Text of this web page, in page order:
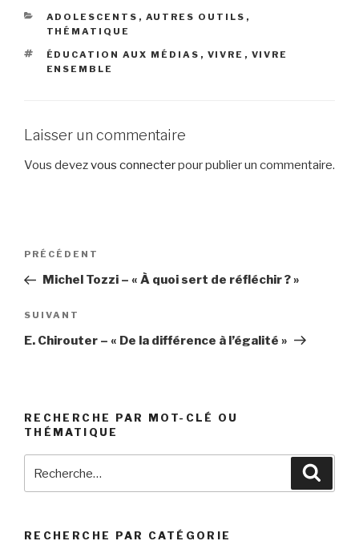
CATÉGORIES
ADOLESCENTS , AUTRES OUTILS ,
THÉMATIQUE
ÉTIQUETTES
ÉDUCATION AUX MÉDIAS , VIVRE , VIVRE
ENSEMBLE
Laisser un commentaire
Vous devezvous connecterpour publier un commentaire.
Navigation
l’article
Article
précédent
PRÉCÉDENT
Michel Tozzi – « À quoi sert de réfléchir ? »
Article
suivant
SUIVANT
E. Chirouter – « De la différence à l’égalité »
RECHERCHE PAR MOT-CLÉ OU
THÉMATIQUE
pour
RECHERCHE PAR CATÉGORIE